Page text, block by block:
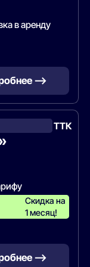
в аренду
—>
ТТК
Скидка на
1 месяц!
—>